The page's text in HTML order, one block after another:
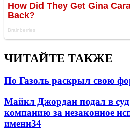
ЧИТАЙТЕ ТАКЖЕ
По Газоль раскрыл свою
Майкл Джордан подал в
компанию за незаконное
имени34